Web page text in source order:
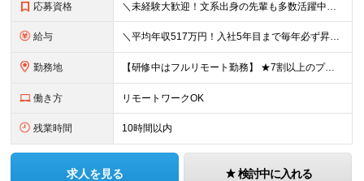
応募資格 ＼未経験大歓迎！文系出身の先輩も多数活躍中／ ◆PCスキルに自信のない方も歓迎 ◆完全未経験OK ◆社会人デビューもOK ◆学歴不問 「働きながら少しずつ専門スキルを身につけたい」という意欲重視の採
給与 ＼平均年収517万円！入社5年目まで毎年必ず昇給／ ■賞与年3回 ■年収800万円以上も可 ■入社3年以上の平均年収469.2万円 月給23万2000円以上＋賞与年3回＋各種手当 ☆入社5年目まで最
勤務地 【研修中はフルリモート勤務】 ★7割以上のプロジェクトでリモートワークを導入 ★一都三県のプロジェクト先 ★転居を伴う転勤なし ＜プロジェクト先＞ 東京・神奈川・千葉・埼玉でのプロジェクト先にて勤務
働き方 リモートワークOK
残業時間 10時間以内
求人を見る 検討中に入れる